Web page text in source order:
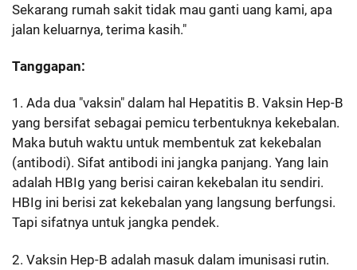
Sekarang rumah sakit tidak mau ganti uang kami, apa
jalan keluarnya, terima kasih."
Tanggapan:
1. Ada dua "vaksin" dalam hal Hepatitis B. Vaksin Hep-B
yang bersifat sebagai pemicu terbentuknya kekebalan.
Maka butuh waktu untuk membentuk zat kekebalan
(antibodi). Sifat antibodi ini jangka panjang. Yang lain
adalah HBIg yang berisi cairan kekebalan itu sendiri.
HBIg ini berisi zat kekebalan yang langsung berfungsi.
Tapi sifatnya untuk jangka pendek.
2. Vaksin Hep-B adalah masuk dalam imunisasi rutin.